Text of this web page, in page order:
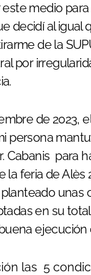
medio para
decidí al igual
de la
por
de 2023,
persona
Cabanis para
la feria de Alès
unas
en su
ejecución
las 5